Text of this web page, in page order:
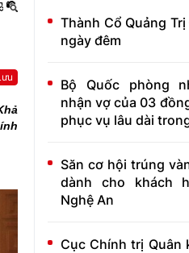
Thành Cổ Quảng Trị
ngày đêm
Bộ Quốc phòng
nhận vợ của 03
phục vụ lâu dài
Săn cơ hội trúng
dành cho khách
Nghệ An
Cục Chính trị Quân